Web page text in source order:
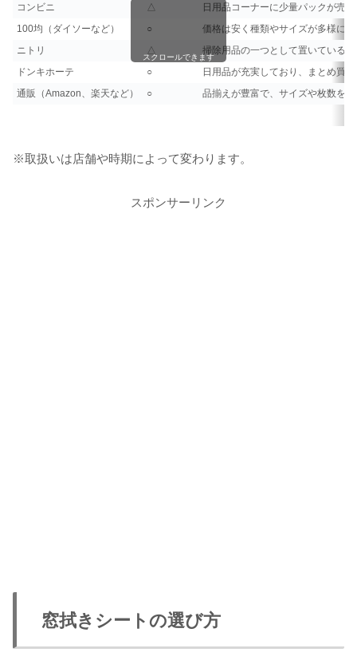
コンビニ
△
日用品コーナーに少量パックが売
100均（ダイソーなど）
○
価格は安く種類やサイズが多様に
ニトリ
△
掃除用品の一つとして置いている
ドンキホーテ
○
日用品が充実しており、まとめ買
通販（Amazon、楽天など）
○ 品揃えが豊富で、サイズや枚数を
スクロールできます
※取扱いは店舗や時期によって変わります。
スポンサーリンク
窓拭きシートの選び方